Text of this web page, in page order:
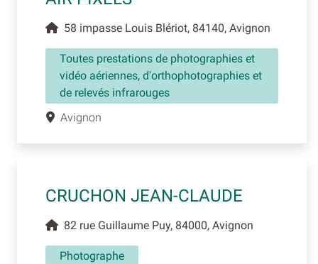
58 impasse Louis Blériot, 84140, Avignon
Toutes prestations de photographies et
vidéo aériennes, d'orthophotographies et
de relevés infrarouges
Avignon
CRUCHON JEAN-CLAUDE
82 rue Guillaume Puy, 84000, Avignon
Photographe